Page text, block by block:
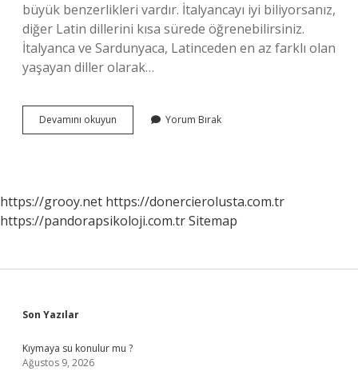
büyük benzerlikleri vardır. İtalyancayı iyi biliyorsanız,
diğer Latin dillerini kısa sürede öğrenebilirsiniz.
İtalyanca ve Sardunyaca, Latinceden en az farklı olan
yaşayan diller olarak…
Devamını okuyun
Hangi
Yorum Bırak
https://grooy.net https://donercierolusta.com.tr
https://pandorapsikoloji.com.trSitemap
Sidebar
Son Yazılar
Kıymaya su konulur mu ?
Ağustos 9, 2026